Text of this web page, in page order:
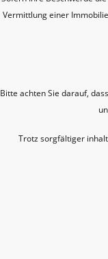
Vermittlung einer
Bitte achten Sie darauf,
Trotz sorgfältiger